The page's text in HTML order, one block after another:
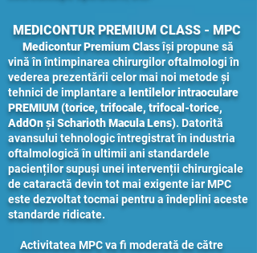
MEDICONTUR PREMIUM CLASS - MPC
Medicontur Premium Classîși propune să
vină în întimpinarea chirurgilor oftalmologi în
vederea prezentării celor mai noi metode și
tehnici de implantare a lentilelor intraoculare
PREMIUM (torice, trifocale, trifocal-torice,
AddOn și Scharioth Macula Lens). Datorită
avansului tehnologic întregistrat în industria
oftalmologică în ultimii ani standardele
pacienților supuși unei intervenții chirurgicale
de cataractă devin tot mai exigente iar MPC
este dezvoltat tocmai pentru a îndeplini aceste
standarde ridicate.
Activitatea MPC va fi moderată de către